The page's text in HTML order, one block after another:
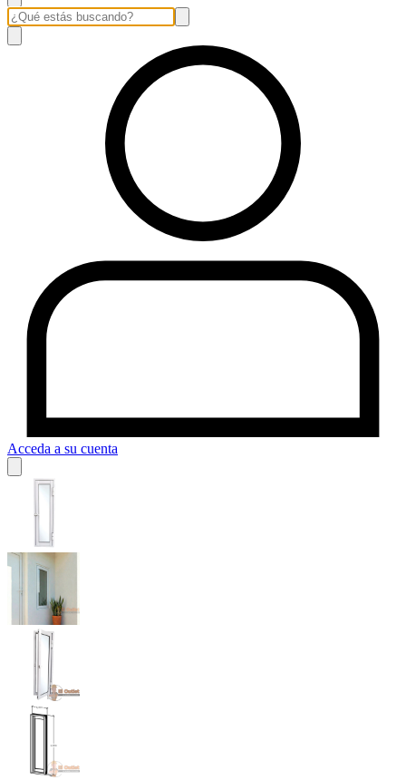
Acceda a su cuenta